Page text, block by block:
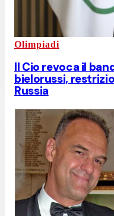
Olimpiadi
Il Cio revoca il
bielorussi,
Russia